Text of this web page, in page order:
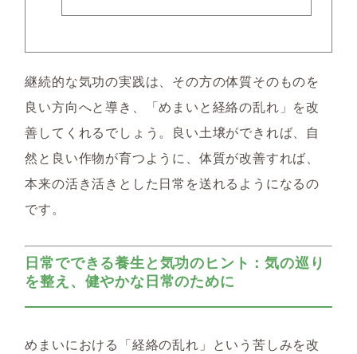
継続的な気功の実践は、その方の体質そのものを
良い方向へと導き、「めまいと経絡の乱れ」を改
善してくれるでしょう。良い土壌ができれば、自
然と良い作物が育つように、体質が改善すれば、
本来の活き活きとした日常を送れるようになるの
です。
日常でできる養生と気功のヒント：気の巡り
を整え、健やかな日常のために
めまいにおける「経絡の乱れ」という苦しみを改